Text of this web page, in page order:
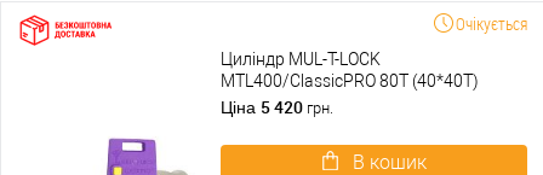
Очікується
Циліндр MUL-T-LOCK
MTL400/ClassicPRO 80T (40*40T)
нікель сатин
Ціна 5 420 грн.
В кошик